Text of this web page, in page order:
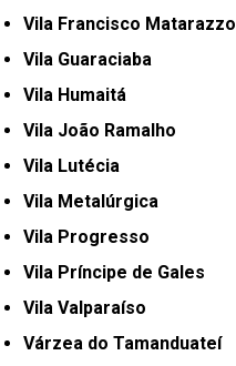
Vila Francisco Matarazzo
Vila Guaraciaba
Vila Humaitá
Vila João Ramalho
Vila Lutécia
Vila Metalúrgica
Vila Progresso
Vila Príncipe de Gales
Vila Valparaíso
Várzea do Tamanduateí